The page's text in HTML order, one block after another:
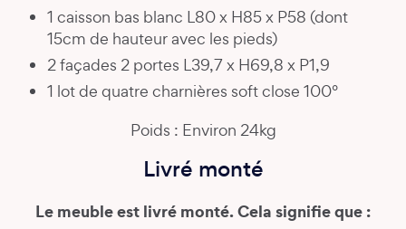
1 caisson bas blanc L80 x H85 x P58 (dont
15cm de hauteur avec les pieds)
2 façades 2 portes L39,7 x H69,8 x P1,9
1 lot de quatre charnières soft close 100°
Poids : Environ 24kg
Livré monté
Le meuble est livré monté. Cela signifie que :